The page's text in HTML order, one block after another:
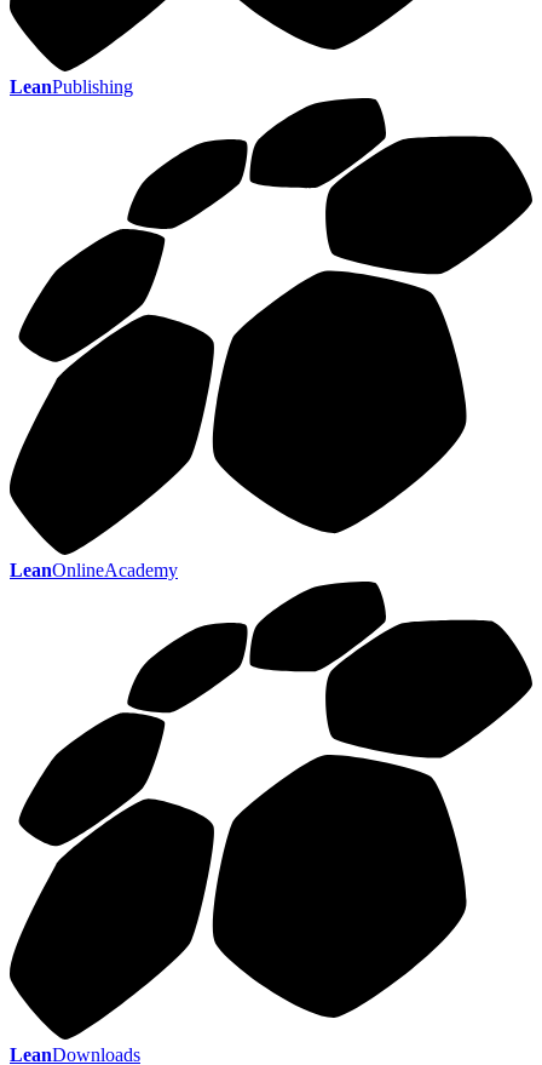
LeanPublishing
LeanOnlineAcademy
LeanDownloads